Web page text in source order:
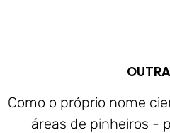
Como o próprio nome
áreas de pinheiros -